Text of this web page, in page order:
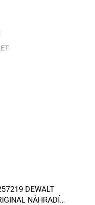
DEWALT
NÁHRADÍ